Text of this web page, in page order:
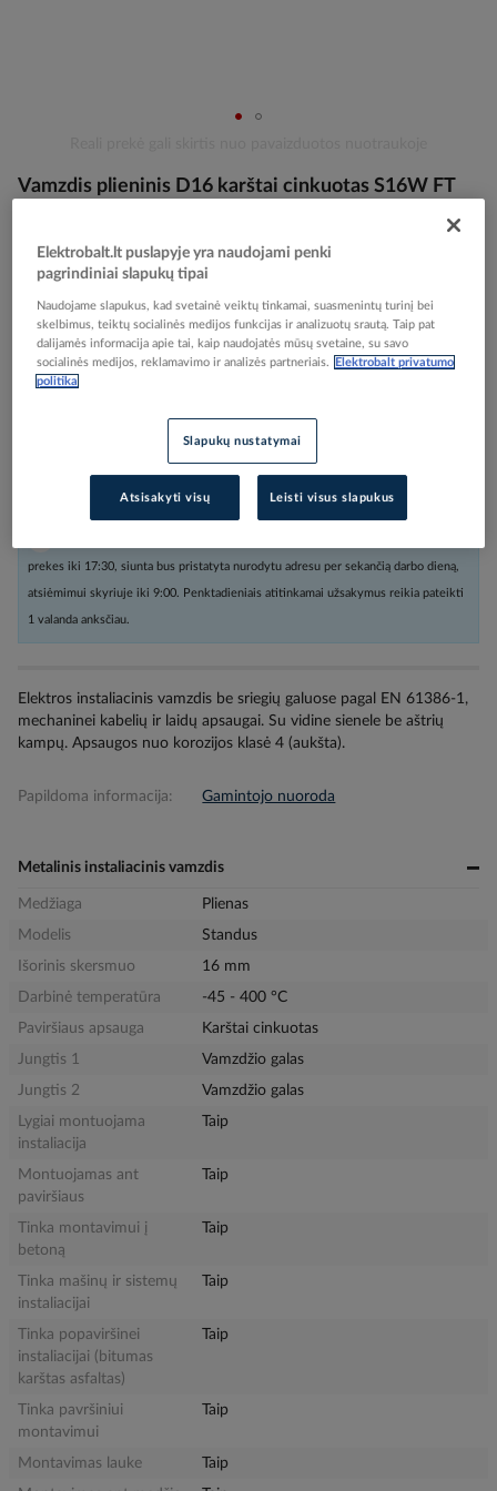
the
the
images
gallery
Vamzdis plieninis D16 karštai cinkuotas S16W FT
Elektrobalt prekės kodas
EAN kodas
4012195782148
Gamintojo prekės kodas
2046593
prekes iki 17:30, siunta bus pristatyta nurodytu adresu per sekančią darbo dieną,
atsiėmimui skyriuje iki 9:00. Penktadieniais atitinkamai užsakymus reikia pateikti
1 valanda anksčiau.
Elektros instaliacinis vamzdis be sriegių galuose pagal EN 61386-1,
mechaninei kabelių ir laidų apsaugai. Su vidine sienele be aštrių
kampų. Apsaugos nuo korozijos klasė 4 (aukšta).
Papildoma informacija: Gamintojo nuoroda
Metalinis instaliacinis vamzdis
Medžiaga
Plienas
Modelis
Standus
Išorinis skersmuo
16 mm
Darbinė temperatūra
-45 - 400 °C
Paviršiaus apsauga
Karštai cinkuotas
Jungtis 1
Vamzdžio galas
Jungtis 2
Vamzdžio galas
Lygiai montuojama
instaliacija
Taip
Montuojamas ant
paviršiaus
Taip
Tinka montavimui į
betoną
Taip
Tinka mašinų ir sistemų
instaliacijai
Taip
Tinka popaviršinei
instaliacijai (bitumas
karštas asfaltas)
Taip
Tinka pavršiniui
montavimui
Taip
Montavimas lauke
Taip
Elektrobalt.lt puslapyje yra naudojami penki
pagrindiniai slapukų tipai
Naudojame slapukus, kad svetainė veiktų tinkamai, suasmenintų turinį bei
skelbimus, teiktų socialinės medijos funkcijas ir analizuotų srautą. Taip pat
dalijamės informacija apie tai, kaip naudojatės mūsų svetaine, su savo
socialinės medijos, reklamavimo ir analizės partneriais.
Elektrobalt privatumo
politika
Slapukų nustatymai
Atsisakyti visų Leisti visus slapukus